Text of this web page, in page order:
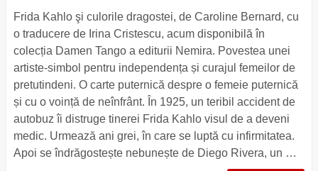
Frida Kahlo şi culorile dragostei, de Caroline Bernard, cu
o traducere de Irina Cristescu, acum disponibilă în
colecția Damen Tango a editurii Nemira. Povestea unei
artiste-simbol pentru independența și curajul femeilor de
pretutindeni. O carte puternică despre o femeie puternică
și cu o voință de neînfrânt. În 1925, un teribil accident de
autobuz îi distruge tinerei Frida Kahlo visul de a deveni
medic. Urmează ani grei, în care se luptă cu infirmitatea.
Apoi se îndrăgostește nebunește de Diego Rivera, un …